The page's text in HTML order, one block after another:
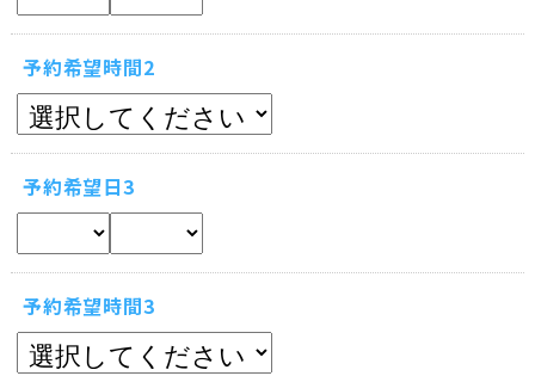
予約希望時間2
予約希望日3
予約希望時間3